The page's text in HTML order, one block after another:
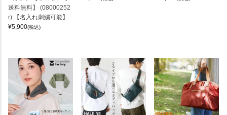
送料無料】 (08000252
r) 【名入れ刺繍可能】
¥5,900(税込)